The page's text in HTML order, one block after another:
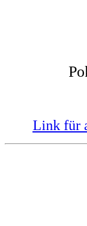
Link für